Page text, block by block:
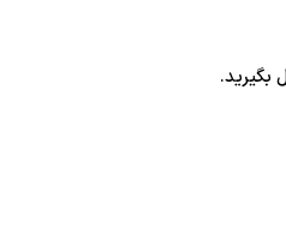
بگیرید.